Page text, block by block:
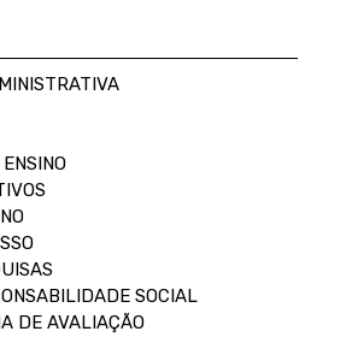
SOCIAL
DE AVALIAÇÃO